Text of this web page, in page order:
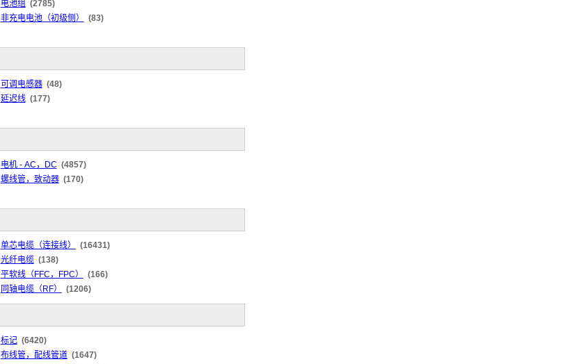
电池组 (2785)
非充电电池（初级侧）
(83)
可调电感器 (48)
延迟线 (177)
电机 - AC，DC (4857)
螺线管，致动器 (170)
单芯电缆（连接线）
(16431)
光纤电缆 (138)
平软线（FFC，FPC）
(166)
同轴电缆（RF） (1206)
标记 (6420)
布线管，配线管道 (1647)